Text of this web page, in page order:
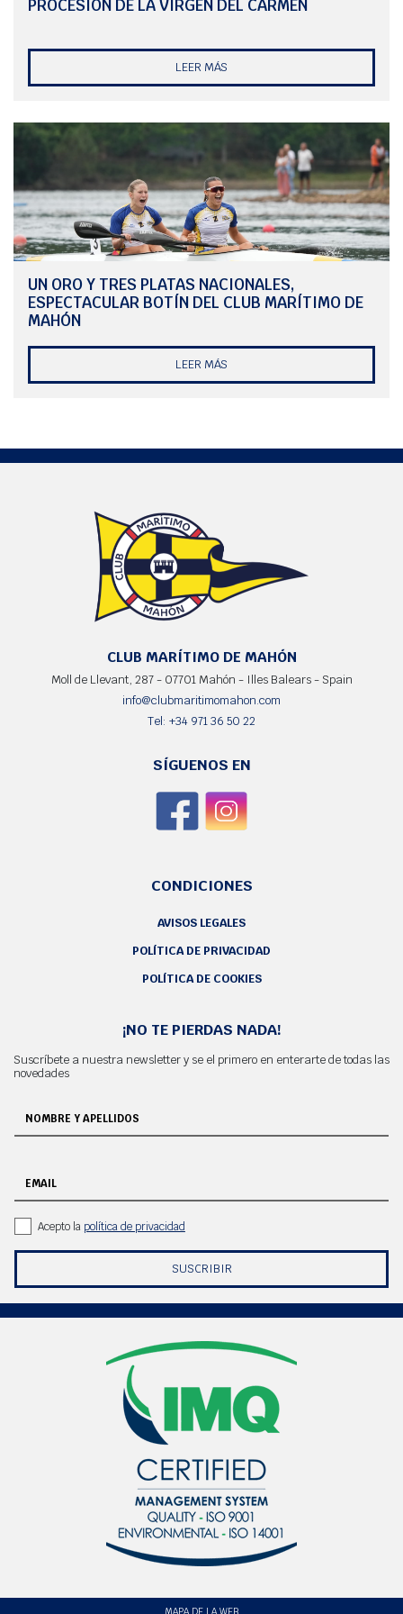
PROCESIÓN DE LA VIRGEN DEL CARMEN
LEER MÁS
UN ORO Y TRES PLATAS NACIONALES,
ESPECTACULAR BOTÍN DEL CLUB MARÍTIMO DE
MAHÓN
LEER MÁS
CLUB MARÍTIMO DE MAHÓN
Moll de Llevant, 287 - 07701 Mahón - Illes Balears - Spain
info@clubmaritimomahon.com
Tel: +34 971 36 50 22
SÍGUENOS EN
CONDICIONES
AVISOS LEGALES
POLÍTICA DE PRIVACIDAD
POLÍTICA DE COOKIES
¡NO TE PIERDAS NADA!
Suscríbete a nuestra newsletter y se el primero en enterarte de todas las
novedades
NOMBRE Y APELLIDOS
EMAIL
Acepto la política de privacidad
SUSCRIBIR